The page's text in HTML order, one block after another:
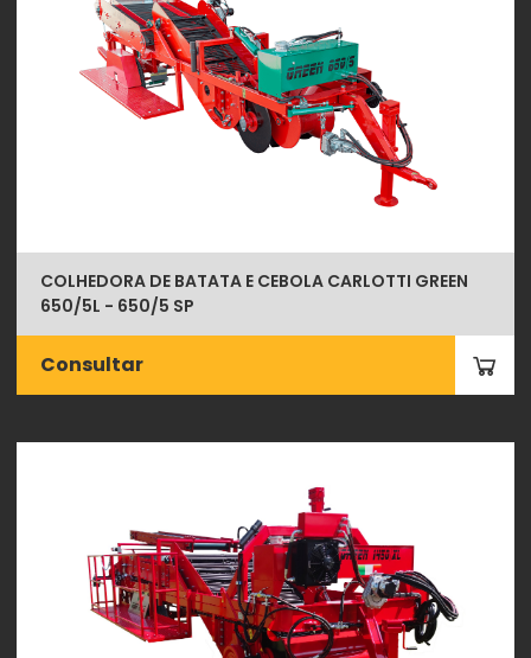
COLHEDORA DE BATATA E CEBOLA CARLOTTI GREEN
650/5L - 650/5 SP
Consultar